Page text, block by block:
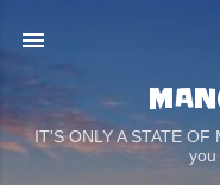
IT'S ONLY A STATE
you